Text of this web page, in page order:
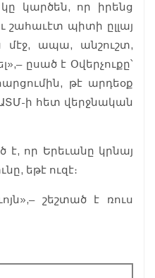
կարծեն, որ իրենց
շահաւէտ պիտի ըլլայ
մէջ, ապա, անշուշտ,
ըսած է Օվերչուքը՝
թէ արդեօք
ի հետ վերջնական
է, որ Երեւանը կրնայ
եթէ ուզէ։
շեշտած է ռուս